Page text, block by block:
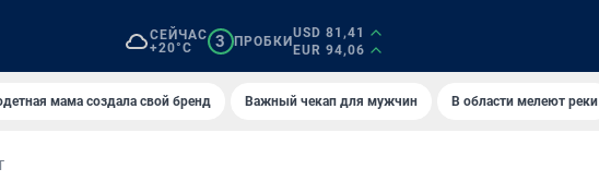
СЕЙЧАС
+20°C
3 ПРОБКИ
USD 81,41
EUR 94,06
мама создала свой бренд Важный чекап для мужчин В области мелеют реки